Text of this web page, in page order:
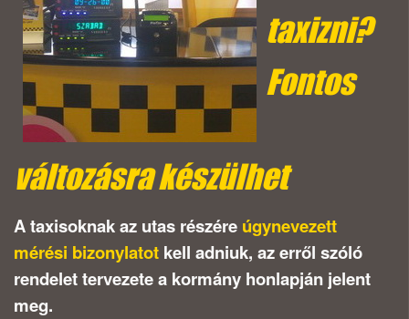
taxizni?
Fontos
változásra készülhet
A taxisoknak az utas részére úgynevezett
mérési bizonylatot kell adniuk, az erről szóló
rendelet tervezete a kormány honlapján jelent
meg.